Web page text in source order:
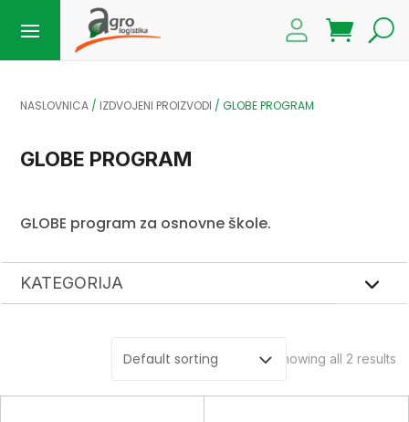
NASLOVNICA / IZDVOJENI PROIZVODI / GLOBE PROGRAM
GLOBE PROGRAM
GLOBE program za osnovne škole.
KATEGORIJA
Showing all 2 results